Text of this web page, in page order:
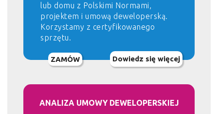
lub domu z Polskimi Normami,
projektem i umową deweloperską.
Korzystamy z certyfikowanego
sprzętu.
ZAMÓW Dowiedz się więcej
ANALIZA UMOWY DEWELOPERSKIEJ